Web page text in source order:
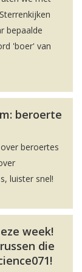
bepaalde
'boer' van
beroerte
beroertes
luister snel!
week!
die